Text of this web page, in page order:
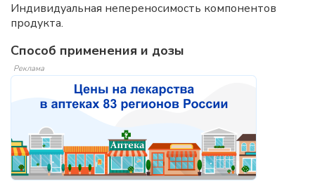
Индивидуальная непереносимость компонентов
продукта.
Способ применения и дозы
Реклама